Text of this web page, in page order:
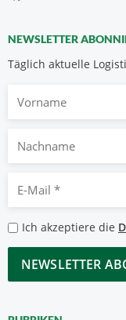
NEWSLETTER
Täglich aktuelle
Nachname
Mail
*
*
Ich akzeptiere die
CAPTCHA